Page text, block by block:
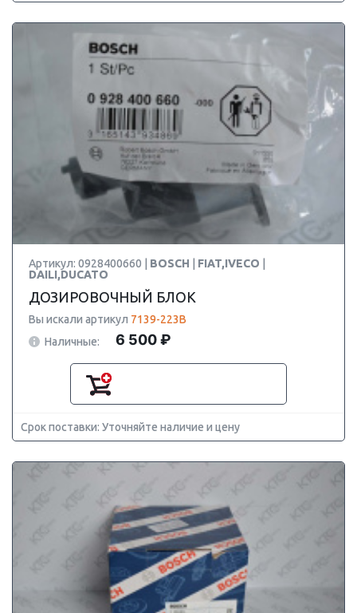
Артикул: 0928400660 | BOSCH FIAT,IVECO
DAILI,DUCATO
ДОЗИРОВОЧНЫЙ БЛОК
Вы искали артикул 7139-223B
Наличные:
6 500 ₽
Срок поставки: Уточняйте наличие и цену